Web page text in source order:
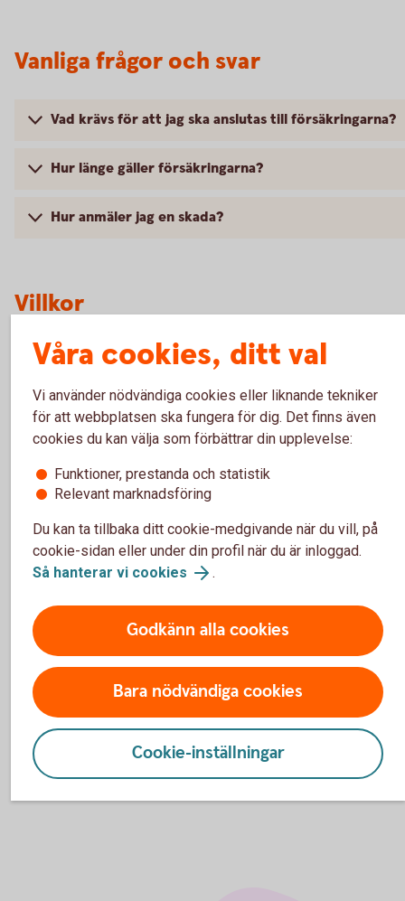
Vanliga frågor och svar
Vad krävs för att jag ska anslutas till försäkringarna?
Hur länge gäller försäkringarna?
Hur anmäler jag en skada?
Villkor
Gruppliv – villkor från 2017-04-01 (pdf)
Gruppliv – för- och efterköpsinfo 2021-02-01 (pdf)
Betalskydd – förköpsinfo 2025-10-01 (pdf)
Betalskydd – villkor 2025-10-01 (pdf)
Betalskydd – tidigare villkor från 2015-07-01 (pdf)
Betalskydd – tidigare villkor från 2011-01-01 (pdf)
Faktablad – Betalskydd Medlemslån (pdf)
Blanketter
Ångerblankett Betalskydd (pdf)
Våra cookies, ditt val
Vi använder nödvändiga cookies eller liknande tekniker
för att webbplatsen ska fungera för dig. Det finns även
cookies du kan välja som förbättrar din upplevelse:
Funktioner, prestanda och statistik
Relevant marknadsföring
Du kan ta tillbaka ditt cookie-medgivande när du vill, på
cookie-sidan eller under din profil när du är inloggad.
Så hanterar vi cookies
.
Godkänn alla cookies
Bara nödvändiga cookies
Cookie-inställningar